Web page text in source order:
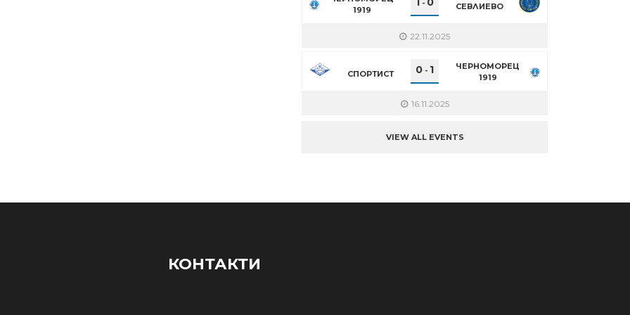
1919
- СЕВЛИЕВО
22.11.2025
СПОРТИСТ 0 - 1
ЧЕРНОМОРЕЦ
1919
16.11.2025
VIEW ALL EVENTS
КОНТАКТИ